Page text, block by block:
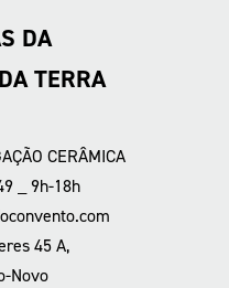
DA
TERRA
CERÂMICA
_ 9h-18h
45 A,
Novo